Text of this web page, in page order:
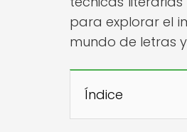
para explorar el
mundo de letras
Índice